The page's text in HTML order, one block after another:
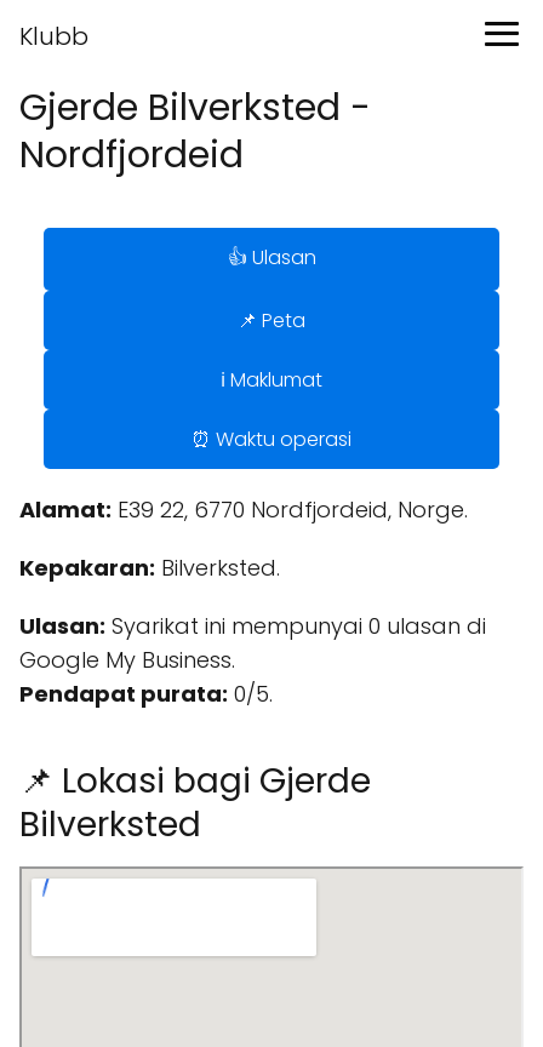
Klubb
Gjerde Bilverksted -
Nordfjordeid
👍 Ulasan
📌 Peta
ℹ️ Maklumat
⏰ Waktu operasi
Alamat: E39 22, 6770 Nordfjordeid, Norge.
Kepakaran: Bilverksted.
Ulasan: Syarikat ini mempunyai 0 ulasan di
Google My Business.
Pendapat purata: 0/5.
📌 Lokasi bagi Gjerde
Bilverksted